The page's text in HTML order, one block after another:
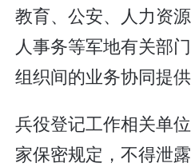
教育、公安、人力资
人事务等军地有关部
组织间的业务协同提供
兵役登记工作相关单
家保密规定，不得泄